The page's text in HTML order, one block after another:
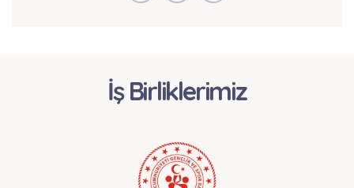
İş Birliklerimiz